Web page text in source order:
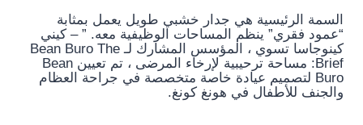
السمة الرئيسية هي جدار خشبي طويل يعمل بمثابة
“عمود فقري” ينظم المساحات الوظيفية معه. ” – كيني
كينوجاسا تسوي ، المؤسس المشارك لـ Bean Buro The
Brief: مساحة ترحيبية لإرخاء المرضى ، تم تعيين Bean
Buro لتصميم عيادة خاصة متخصصة في جراحة العظام
والجنف للأطفال في هونغ كونغ.